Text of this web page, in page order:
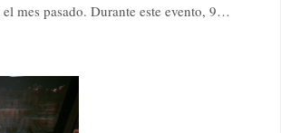
mes pasado. Durante este evento, 9…